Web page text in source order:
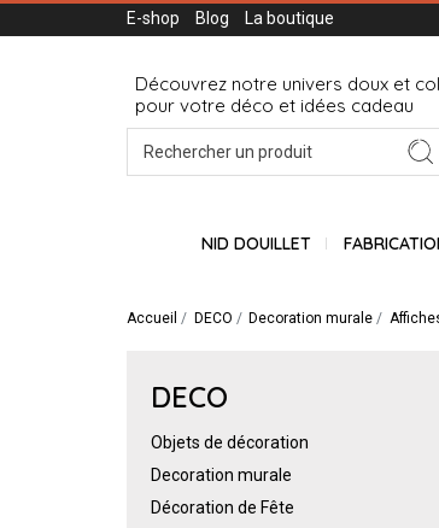
E-shop Blog La boutique
Découvrez notre univers doux et
pour votre déco et idées cadeau
NID DOUILLET
Accueil DECO Decoration murale
DECO
Objets de décoration
Decoration murale
Décoration de Fête